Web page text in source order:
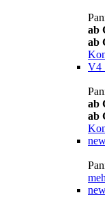
ab
ab
V4
ab
ab